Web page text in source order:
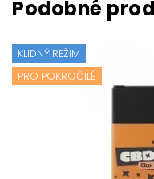
KLIDNÝ REŽIM
PRO POKROČILÉ